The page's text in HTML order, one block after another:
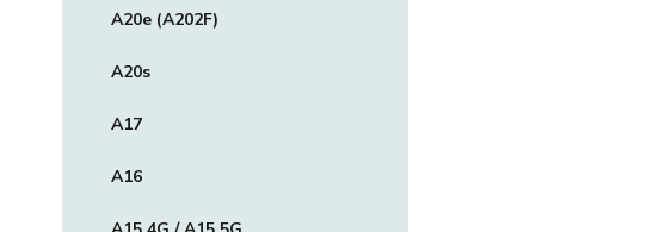
A20e (A202F)
A20s
A17
A16